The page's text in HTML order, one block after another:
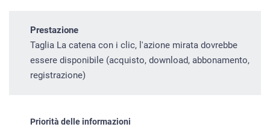
Prestazione
Taglia La catena con i clic, l'azione mirata dovrebbe
essere disponibile (acquisto, download, abbonamento,
registrazione)
Priorità delle informazioni